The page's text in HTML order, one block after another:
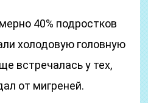
40% подростков
холодовую головную
встречалась у тех,
от мигреней.